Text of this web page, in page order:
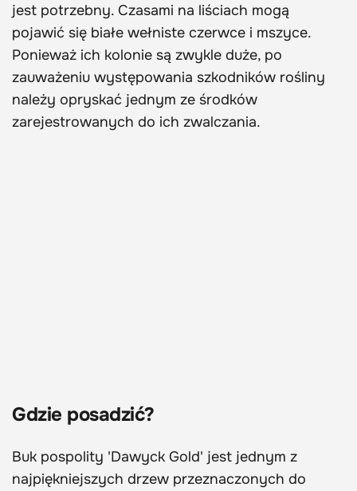
jest potrzebny. Czasami na liściach mogą
pojawić się białe wełniste czerwce i mszyce.
Ponieważ ich kolonie są zwykle duże, po
zauważeniu występowania szkodników rośliny
należy opryskać jednym ze środków
zarejestrowanych do ich zwalczania.
Gdzie posadzić?
Buk pospolity 'Dawyck Gold' jest jednym z
najpiękniejszych drzew przeznaczonych do